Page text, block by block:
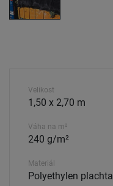
Velikost
1,50 x 2,70 m
Váha na m²
240 g/m²
Materiál
Polyethylen plachta